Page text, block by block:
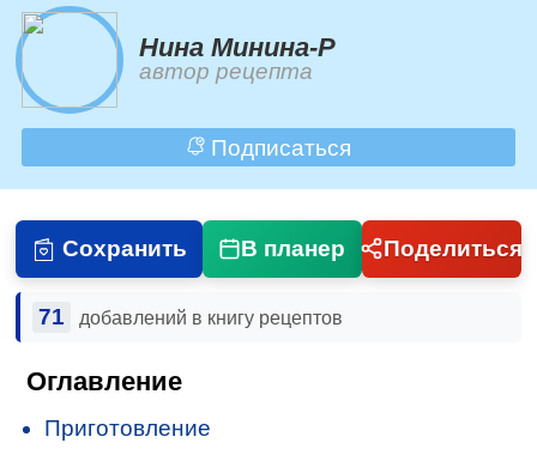
Нина Минина-Р
автор рецепта
Подписаться
Сохранить В планер Поделиться
71 добавлений в книгу рецептов
Оглавление
Приготовление